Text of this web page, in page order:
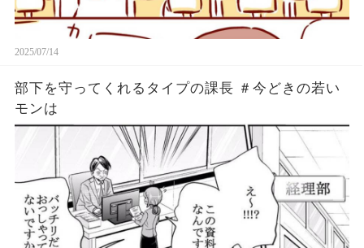
2025/07/14
部下を守ってくれるタイプの課長 ＃今どきの若い
モンは